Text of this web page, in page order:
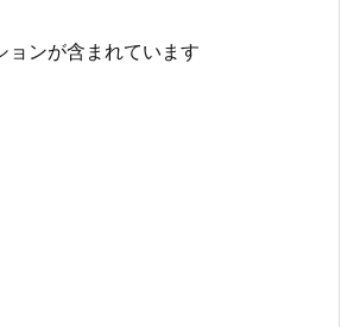
ョンが含まれています